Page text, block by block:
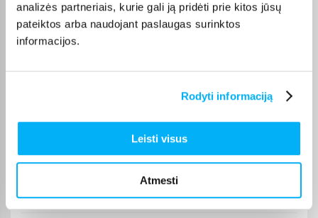
analizės partneriais, kurie gali ją pridėti prie kitos jūsų
pateiktos arba naudojant paslaugas surinktos
informacijos.
Rodyti informaciją
Leisti visus
Atmesti
DUK
kategorijoje Plaukų formavimo priemonės
Plaukų formavimo priemonės - kiek skirtingų
Kiek trunka prekių pristatymas?
Ar galima prekę įsigyti išsimokėtinai?